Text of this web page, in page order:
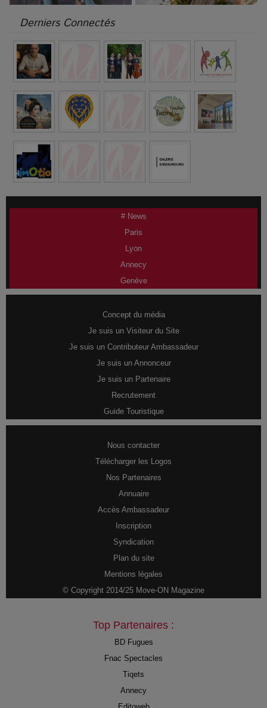
Derniers Connectés
# News
Paris
Lyon
Annecy
Genève
Concept du média
Je suis un Visiteur du Site
Je suis un Contributeur Ambassadeur
Je suis un Annonceur
Je suis un Partenaire
Recrutement
Guide Touristique
Nous contacter
Télécharger les Logos
Nos Partenaires
Annuaire
Accès Ambassadeur
Inscription
Syndication
Plan du site
Mentions légales
© Copyright 2014/25 Move-ON Magazine
Top Partenaires :
BD Fugues
Fnac Spectacles
Tiqets
Annecy